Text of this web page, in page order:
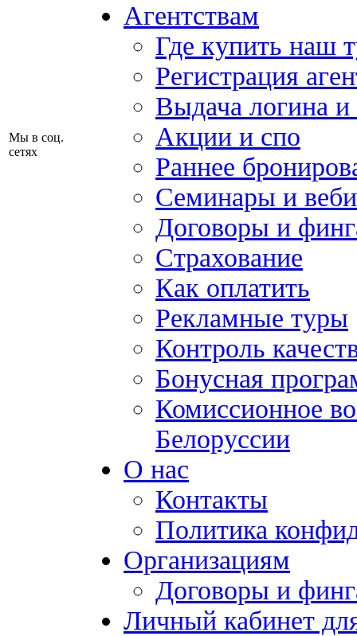
Мы в соц.
сетях
Агентствам
Где купить наш
Регистрация
Выдача логина и
Акции и спо
Раннее
Семинары и
Договоры и
Страхование
Как оплатить
Рекламные туры
Контроль
Бонусная
Комиссионное
Белоруссии
О нас
Контакты
Политика
Организациям
Договоры и
Личный кабинет